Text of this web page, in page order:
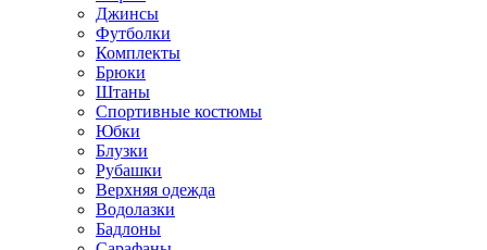
Джинсы
Футболки
Комплекты
Брюки
Штаны
Спортивные костюмы
Юбки
Блузки
Рубашки
Верхняя одежда
Водолазки
Бадлоны